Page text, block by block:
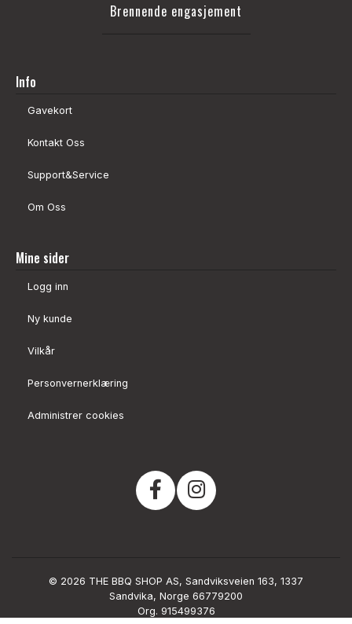
Brennende engasjement
Info
Gavekort
Kontakt Oss
Support&Service
Om Oss
Mine sider
Logg inn
Ny kunde
Vilkår
Personvernerklæring
Administrer cookies
© 2026 THE BBQ SHOP AS, Sandviksveien 163, 1337
Sandvika, Norge 66779200
Org. 915499376